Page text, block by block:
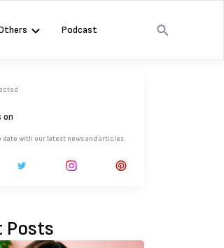
Podcast
on
date with our latest news and articles.
Posts